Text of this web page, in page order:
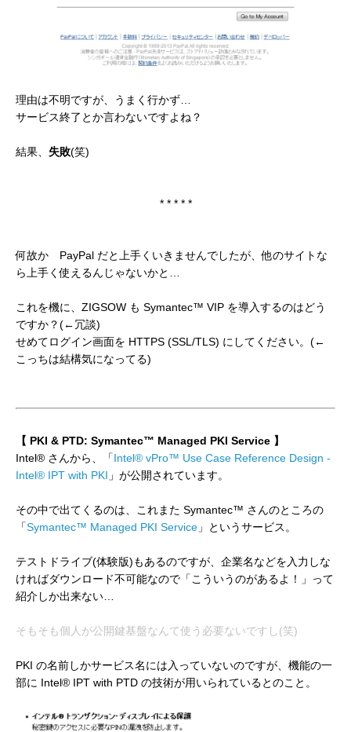
理由は不明ですが、うまく行かず…
サービス終了とか言わないですよね？
結果、 失敗(笑)
* * * * *
何故か PayPal だと上手くいきませんでしたが、他のサイトな
ら上手く使えるんじゃないかと…
これを機に、ZIGSOW も Symantec™ VIP を導入するのはどう
ですか？(←冗談)
せめてログイン画面を HTTPS (SSL/TLS) にしてください。(←
こっちは結構気になってる)
【 PKI & PTD: Symantec™ Managed PKI Service 】
Intel® さんから、「Intel® vPro™ Use Case Reference Design -
Intel® IPT with PKI 」が公開されています。
その中で出てくるのは、これまた Symantec™ さんのところの
「Symantec™ Managed PKI Service 」というサービス。
テストドライブ(体験版)もあるのですが、企業名などを入力しな
ければダウンロード不可能なので「こういうのがあるよ！」って
紹介しか出来ない…
そもそも個人が公開鍵基盤なんて使う必要ないですし(笑)
PKI の名前しかサービス名には入っていないのですが、機能の一
部に Intel® IPT with PTD の技術が用いられているとのこと。